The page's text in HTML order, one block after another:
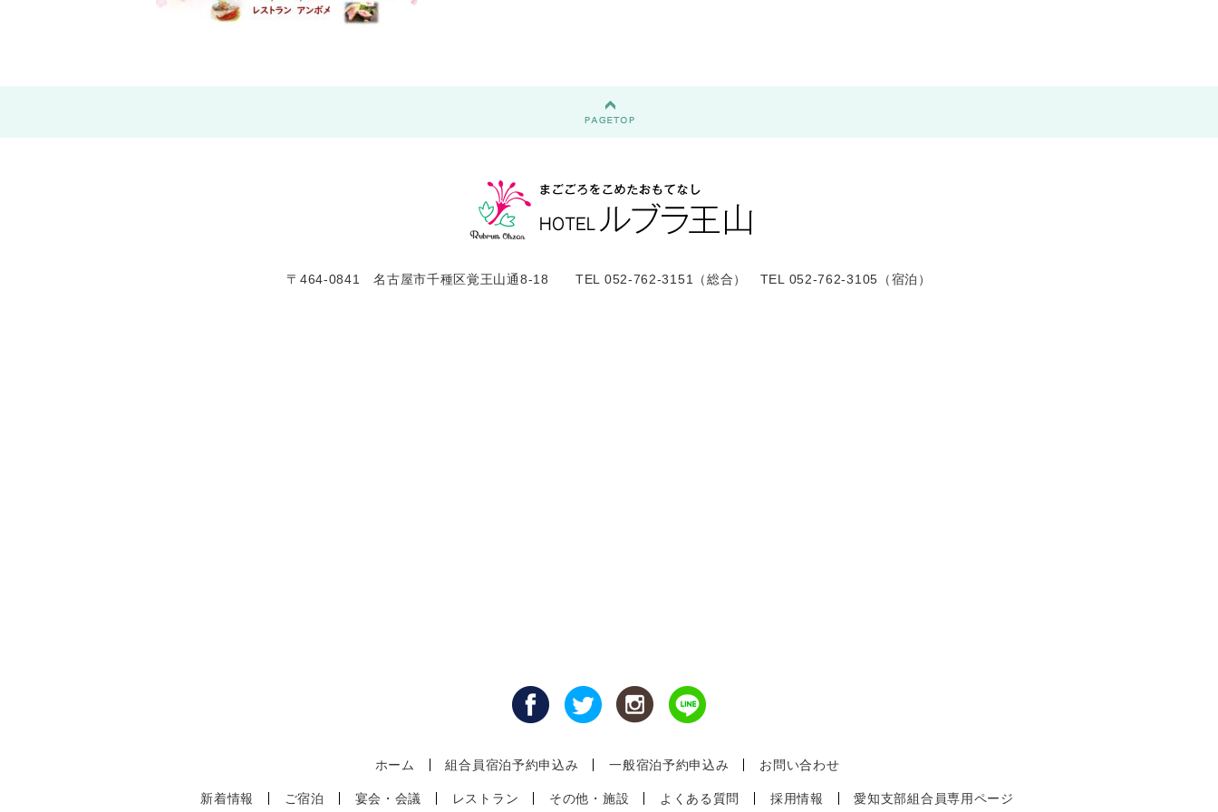
〒464-0841 名古屋市千種区覚王山通8-18 TEL 052-762-3151（総合） TEL 052-762-3105（宿泊）
ホーム 組合員宿泊予約申込み 一般宿泊予約申込み お問い合わせ
新着情報 ご宿泊 宴会・会議 レストラン その他・施設 よくある質問 採用情報 愛知支部組合員専用ページ